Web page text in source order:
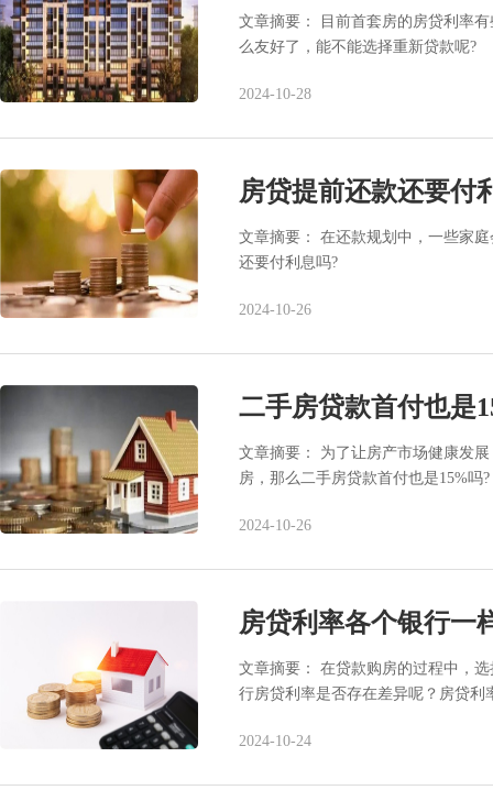
文章摘要： 目前首套房的房贷利率
么友好了，能不能选择重新贷款呢?
2024-10-28
房贷提前还款还要付
文章摘要： 在还款规划中，一些家
还要付利息吗?
2024-10-26
二手房贷款首付也是
文章摘要： 为了让房产市场健康发
房，那么二手房贷款首付也是15%吗?
2024-10-26
房贷利率各个银行一
文章摘要： 在贷款购房的过程中，
行房贷利率是否存在差异呢？房贷利
2024-10-24